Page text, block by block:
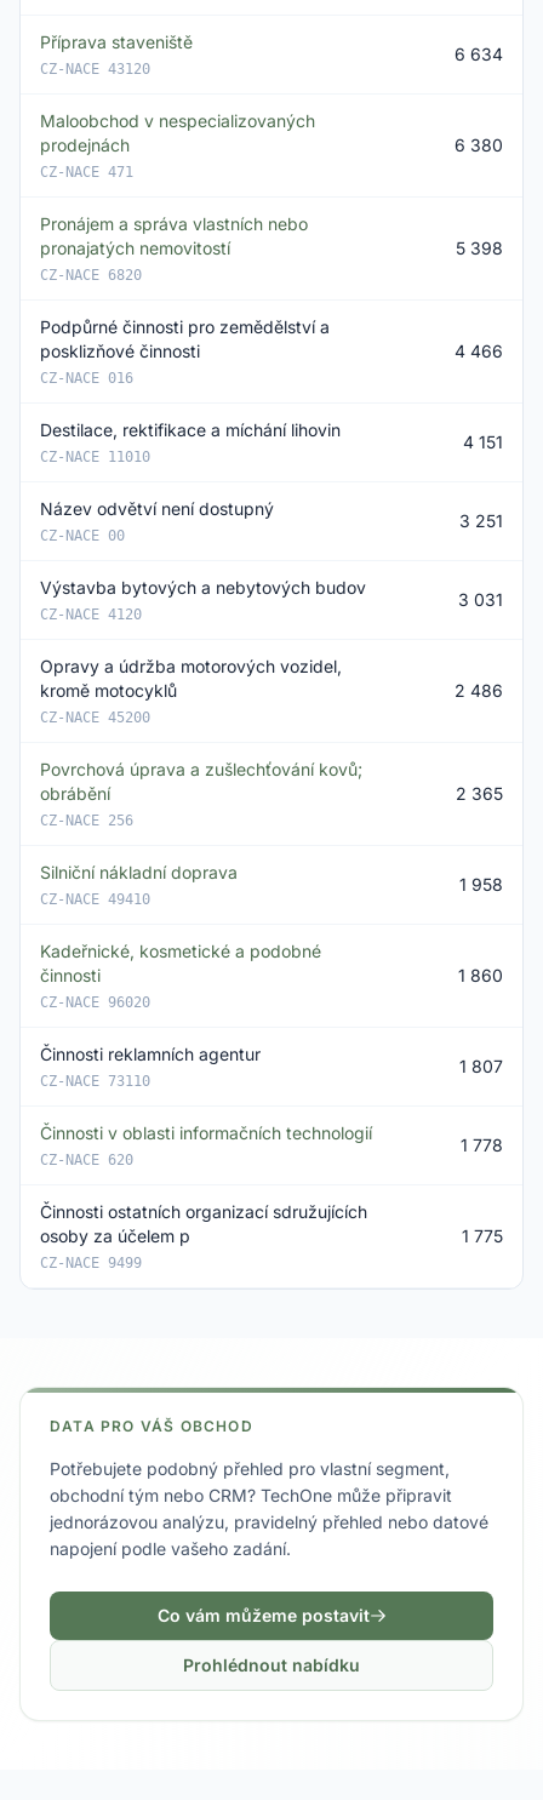
Příprava staveniště
CZ-NACE 43120
6 634
Maloobchod v nespecializovaných
prodejnách
CZ-NACE 471
6 380
Pronájem a správa vlastních nebo
pronajatých nemovitostí
CZ-NACE 6820
5 398
Podpůrné činnosti pro zemědělství a
posklizňové činnosti
CZ-NACE 016
4 466
Destilace, rektifikace a míchání lihovin
CZ-NACE 11010
4 151
Název odvětví není dostupný
CZ-NACE 00
3 251
Výstavba bytových a nebytových budov
CZ-NACE 4120
3 031
Opravy a údržba motorových vozidel,
kromě motocyklů
CZ-NACE 45200
2 486
Povrchová úprava a zušlechťování kovů;
obrábění
CZ-NACE 256
2 365
Silniční nákladní doprava
CZ-NACE 49410
1 958
Kadeřnické, kosmetické a podobné
činnosti
CZ-NACE 96020
1 860
Činnosti reklamních agentur
CZ-NACE 73110
1 807
Činnosti v oblasti informačních technologií
CZ-NACE 620
1 778
Činnosti ostatních organizací sdružujících
osoby za účelem p
CZ-NACE 9499
1 775
DATA PRO VÁŠ OBCHOD
Potřebujete podobný přehled pro vlastní segment,
obchodní tým nebo CRM? TechOne může připravit
jednorázovou analýzu, pravidelný přehled nebo datové
napojení podle vašeho zadání.
Co vám můžeme postavit
Prohlédnout nabídku